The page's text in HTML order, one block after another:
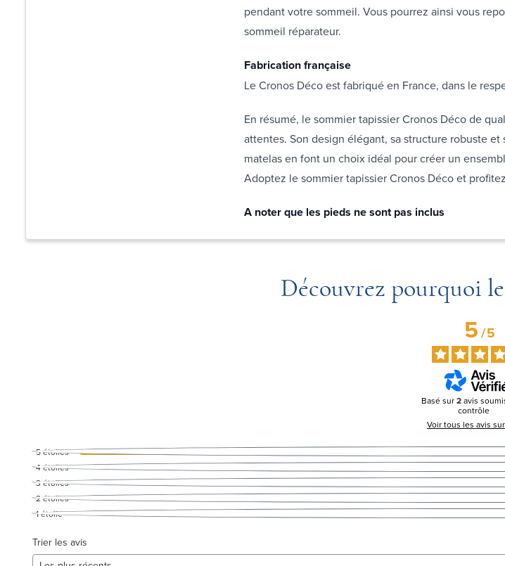
pendant votre sommeil. Vous pourrez ainsi vous
sommeil réparateur.
Fabrication française
Le Cronos Déco est fabriqué en France, dans le
En résumé, le sommier tapissier Cronos Déco de
attentes. Son design élégant, sa structure robuste
matelas en font un choix idéal pour créer un
Adoptez le sommier tapissier Cronos Déco et
A noter que les pieds ne sont pas inclus
Découvrez pourquoi
5/5
Basé sur2 avis
contrôle
Voir tous les avis
5étoiles
4étoiles
3 étoiles
2étoiles
1étoile
Trier les avis